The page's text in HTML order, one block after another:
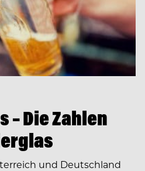
– Die Zahlen
und Deutschland